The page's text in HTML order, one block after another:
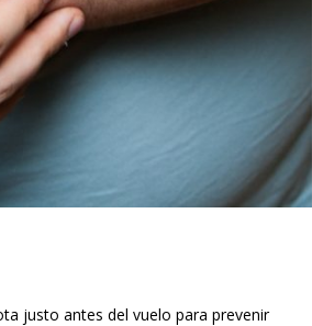
justo antes del vuelo para prevenir